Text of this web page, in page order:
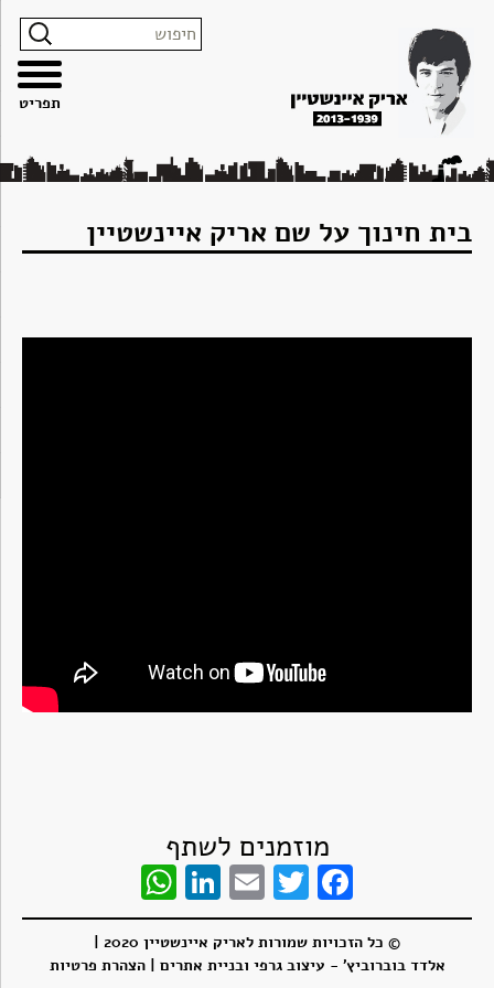
האתר
הצהרת
נגישות
לתוכן
קשר
בית חינוך על שם אריק איינשטיין
מוזמנים לשתף
Facebook
Twitter
Email
LinkedIn
© כל הזכויות שמורות לאריק איינשטיין 2020 |
אלדד בוברוביץ' - עיצוב גרפי ובניית אתרים
| הצהרת פרטיות
תפריט